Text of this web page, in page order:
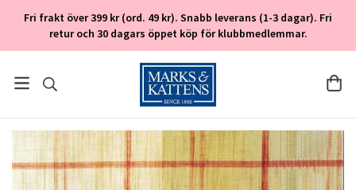
Fri frakt över 399 kr (ord. 49 kr). Snabb leverans (1-3 dagar). Fri
retur och 30 dagars öppet köp för klubbmedlemmar.